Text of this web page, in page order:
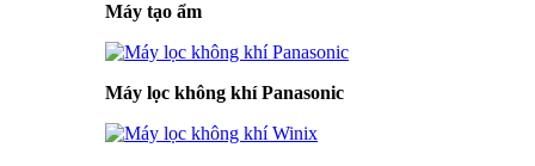
Máy tạo ẩm
Máy lọc không khí Panasonic